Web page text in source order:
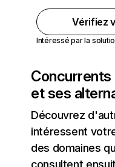
Vérifiez
Intéressé par la
Concurrents
et ses
Découvrez
intéressent
des domaines
consultent